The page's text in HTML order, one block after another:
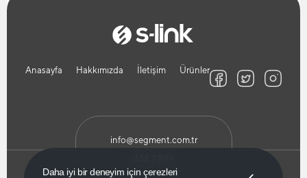
Daha iyi bir deneyim için çerezleri
Anasayfa Hakkımızda İletişim Ürünler
info@segment.com.tr